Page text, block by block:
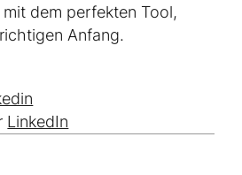
dem perfekten Tool,
Anfang.
LinkedIn